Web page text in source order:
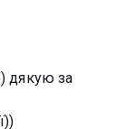
дякую за